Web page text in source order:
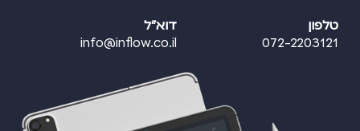
דוא"ל
info@inflow.co.il
טלפון
072-2203121